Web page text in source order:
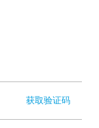
获取验证码